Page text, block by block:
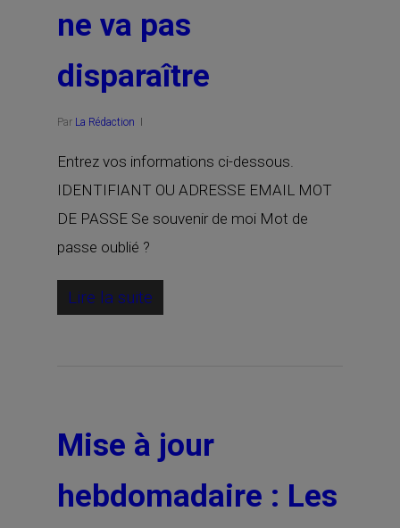
ne va pas
disparaître
Par La Rédaction
Entrez vos informations ci-dessous.
IDENTIFIANT OU ADRESSE EMAIL MOT
DE PASSE Se souvenir de moi Mot de
passe oublié ?
Lire la suite
Mise à jour
hebdomadaire : Les